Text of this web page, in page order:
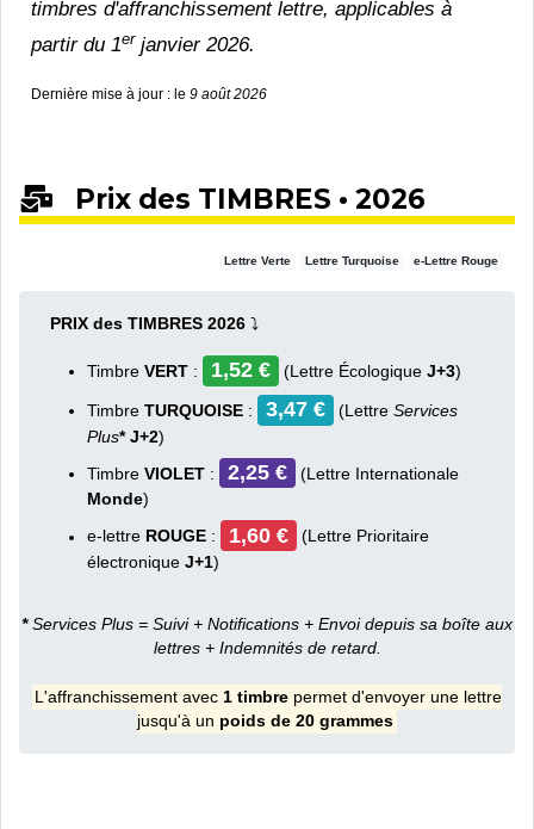
timbres d'affranchissement lettre, applicables à
partir du 1erjanvier 2026.
Dernière mise à jour : le 9 août 2026
Prix des TIMBRES • 2026
Lettre Verte Lettre Turquoise e-Lettre Rouge
PRIX des TIMBRES 2026 ⤵
Timbre VERT: 1,52 € (Lettre Écologique J+3)
Timbre TURQUOISE: 3,47 € (Lettre Services
Plus* J+2)
Timbre VIOLET: 2,25 €
(Lettre Internationale
Monde)
e-lettre ROUGE: 1,60 €
(Lettre Prioritaire
électronique J+1)
*Services Plus = Suivi + Notifications + Envoi depuis sa boîte aux
lettres + Indemnités de retard.
L'affranchissement avec 1 timbre permet d'envoyer une lettre
jusqu'à un poids de 20 grammes